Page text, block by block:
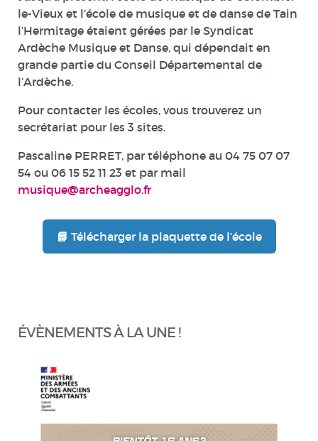
le-Vieux et l’école de musique et de danse de Tain
l’Hermitage étaient gérées par le Syndicat
Ardèche Musique et Danse, qui dépendait en
grande partie du Conseil Départemental de
l’Ardèche.
Pour contacter les écoles, vous trouverez un
secrétariat pour les 3 sites.
Pascaline PERRET, par téléphone au 04 75 07 07
54 ou 06 15 52 11 23 et par mail
musique@archeagglo.fr
📘 Télécharger la plaquette de l’école
ÉVÈNEMENTS À LA UNE !